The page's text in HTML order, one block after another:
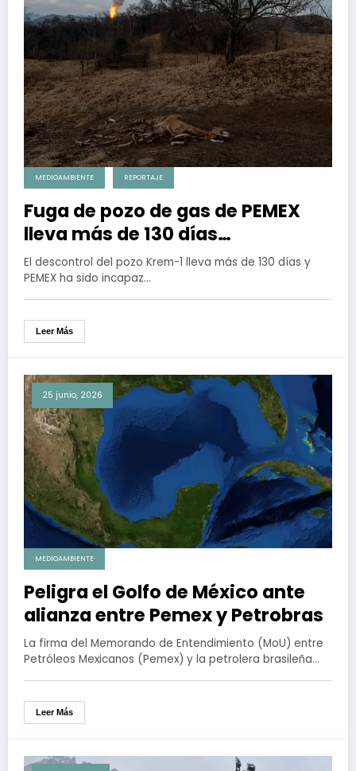
MEDIOAMBIENTE REPORTAJE
Fuga de pozo de gas de PEMEX
lleva más de 130 días
contaminando a la población de
Las Choapas, Veracruz
El descontrol del pozo Krem-1 lleva más de 130 días y
PEMEX ha sido incapaz…
Leer Más
25 junio, 2026
MEDIOAMBIENTE
Peligra el Golfo de México­ ante
alianza entre Pemex y Petrobras
La firma del Memorando de Entendimiento (MoU) entre
Petróleos Mexicanos (Pemex) y la petrolera brasileña…
Leer Más